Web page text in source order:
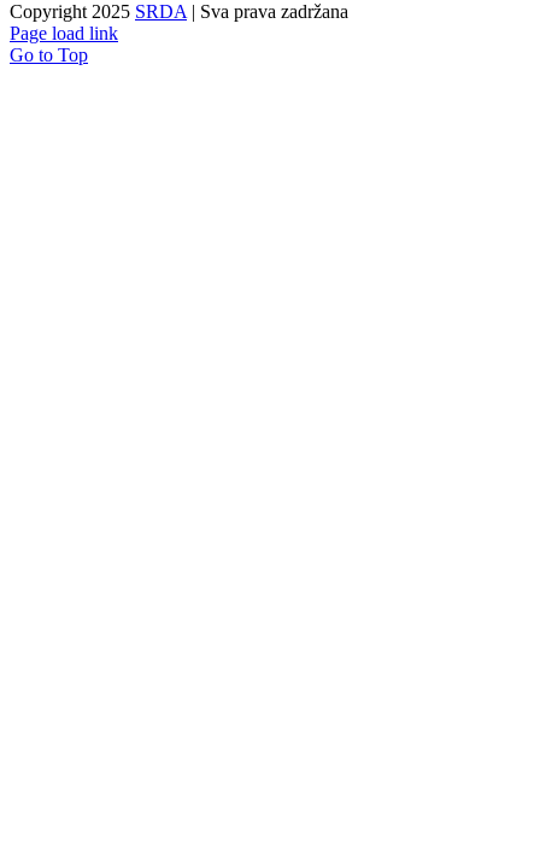
Copyright 2025 SRDA | Sva prava zadržana
Page load link
Go to Top